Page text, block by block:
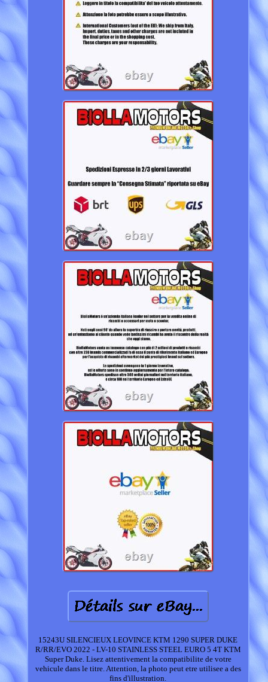
15243U SILENCIEUX LEOVINCE KTM 1290 SUPER DUKE
R/RR/EVO 2022 - LV-10 STAINLESS STEEL EURO 5 4T KTM
Super Duke. Lisez attentivement la compatibilite de votre
vehicule dans le titre. Attention, la photo peut etre utilisee a des
fins d'illustration.